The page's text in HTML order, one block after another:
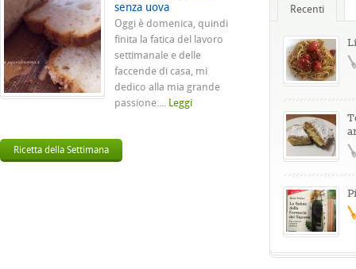
senza uova
Oggi è domenica, quindi
finita la fatica del lavoro
settimanale e delle
faccende di casa, mi
dedico alla mia grande
passione.... Leggi
Ricetta della Settimana
Recenti